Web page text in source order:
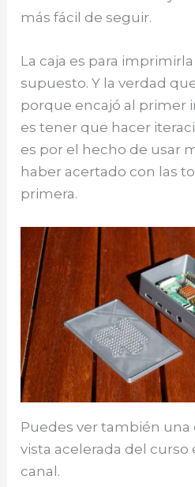
más fácil de seguir.
La caja es para
supuesto. Y la verdad
porque encajó al primer
es tener que hacer
es por el hecho de usar
haber acertado con las
primera.
Puedes ver también una
vista acelerada del
canal.